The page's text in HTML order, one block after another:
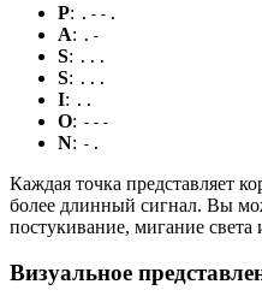
P: .--.
A: .-
S: ...
S: ...
I: ..
O: ---
N: -.
Каждая точка представляет
более длинный сигнал. Вы
постукивание, мигание света
Визуальное